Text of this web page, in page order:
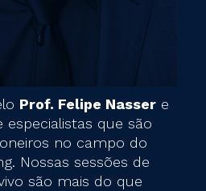
Prof. Felipe Nassere
especialistas que são
no campo do
Nossas sessões de
são mais do que